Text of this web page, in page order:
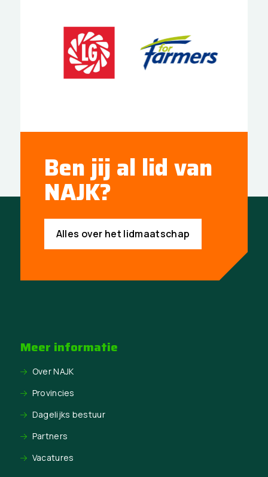
Ben jij al lid van
NAJK?
Alles over het lidmaatschap
Meer informatie
Over NAJK
Provincies
Dagelijks bestuur
Partners
Vacatures